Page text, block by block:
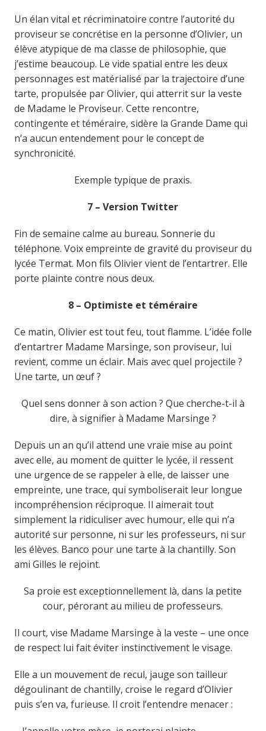
Un élan vital et récriminatoire contre l’autorité du
proviseur se concrétise en la personne d’Olivier, un
élève atypique de ma classe de philosophie, que
j’estime beaucoup. Le vide spatial entre les deux
personnages est matérialisé par la trajectoire d’une
tarte, propulsée par Olivier, qui atterrit sur la veste
de Madame le Proviseur. Cette rencontre,
contingente et téméraire, sidère la Grande Dame qui
n’a aucun entendement pour le concept de
synchronicité.
Exemple typique de praxis.
7 – Version Twitter
Fin de semaine calme au bureau. Sonnerie du
téléphone. Voix empreinte de gravité du proviseur du
lycée Termat. Mon fils Olivier vient de l’entartrer. Elle
porte plainte contre nous deux.
8 – Optimiste et téméraire
Ce matin, Olivier est tout feu, tout flamme. L’idée folle
d’entartrer Madame Marsinge, son proviseur, lui
revient, comme un éclair. Mais avec quel projectile ?
Une tarte, un œuf ?
Quel sens donner à son action ? Que cherche-t-il à
dire, à signifier à Madame Marsinge ?
Depuis un an qu’il attend une vraie mise au point
avec elle, au moment de quitter le lycée, il ressent
une urgence de se rappeler à elle, de laisser une
empreinte, une trace, qui symboliserait leur longue
incompréhension réciproque. Il aimerait tout
simplement la ridiculiser avec humour, elle qui n’a
autorité sur personne, ni sur les professeurs, ni sur
les élèves. Banco pour une tarte à la chantilly. Son
ami Gilles le rejoint.
Sa proie est exceptionnellement là, dans la petite
cour, pérorant au milieu de professeurs.
Il court, vise Madame Marsinge à la veste – une once
de respect lui fait éviter instinctivement le visage.
Elle a un mouvement de recul, jauge son tailleur
dégoulinant de chantilly, croise le regard d’Olivier
puis s’en va, furieuse. Il croit l’entendre menacer :